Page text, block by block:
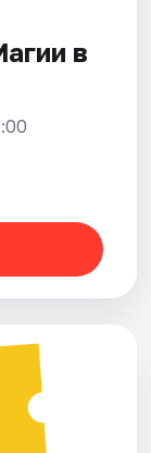
в